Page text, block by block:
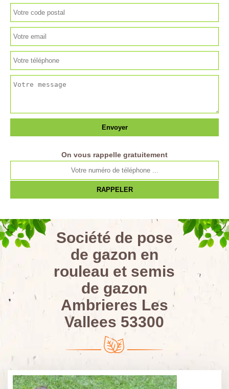
On vous rappelle gratuitement
Société de pose
de gazon en
rouleau et semis
de gazon
Ambrieres Les
Vallees 53300